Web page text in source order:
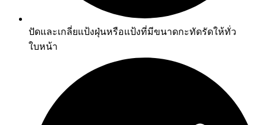
ปัดและเกลี่ยแป้งฝุ่นหรือแป้งที่มีขนาดกะทัดรัดให้ทั่ว
ใบหน้า